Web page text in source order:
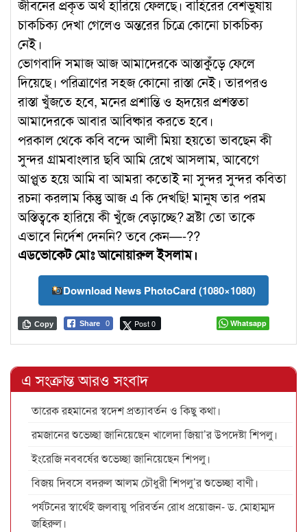
জীবনের প্রকৃত অর্থ হারিয়ে ফেলছে। বাহিরের বেশভুষায়
চাকচিক্য দেখা গেলেও অন্তরের চিত্রে কোনো চাকচিক্য
নেই।
ভোগবাদি সমাজ আজ আমাদেরকে আস্তাকুঁড়ে ফেলে
দিয়েছে। পরিত্রাণের সহজ কোনো রাস্তা নেই। তারপরও
রাস্তা খুঁজতে হবে, মনের প্রশান্তি ও হৃদয়ের প্রশস্ততা
আমাদেরকে আবার আবিষ্কার করতে হবে।
পরকাল থেকে কবি বন্দে আলী মিয়া হয়তো ভাবছেন কী
সুন্দর গ্রামবাংলার ছবি আমি রেখে আসলাম, আবেগে
আপ্লুত হয়ে আমি বা আমরা কতোই না সুন্দর সুন্দর কবিতা
রচনা করলাম কিন্তু আজ এ কি দেখছি! মানুষ তার পরম
অস্তিত্বকে হারিয়ে কী খুঁজে বেড়াচ্ছে? স্রষ্টা তো তাকে
এভাবে নির্দেশ দেননি? তবে কেন—-??
এডভোকেট মোঃ আনোয়ারুল ইসলাম।
Download News PhotoCard (1080×1080)
Share 0 Post 0
Copy Whatsapp
এ সংক্রান্ত আরও সংবাদ
তারেক রহমানের স্বদেশ প্রত্যাবর্তন ও কিছু কথা।
রমজানের শুভেচ্ছা জানিয়েছেন খালেদা জিয়া’র উপদেষ্টা শিপলু।
ইংরেজি নববর্ষের শুভেচ্ছা জানিয়েছেন শিপলু।
বিজয় দিবসে বদরুল আলম চৌধুরী শিপলু’র শুভেচ্ছা বাণী।
পর্যটনের স্বার্থেই জলবায়ু পরিবর্তন রোধ প্রয়োজন- ড. মোহাম্মদ
জহিরুল।